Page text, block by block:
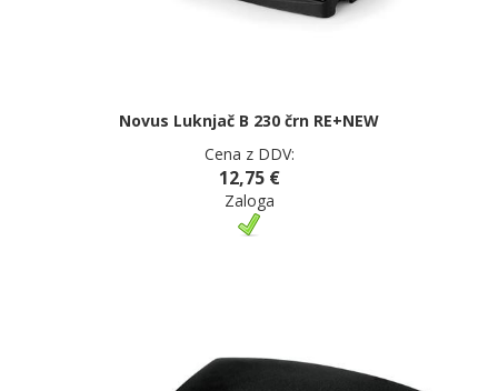
Novus Luknjač B 230 črn RE+NEW
Cena z DDV:
12,75 €
Zaloga